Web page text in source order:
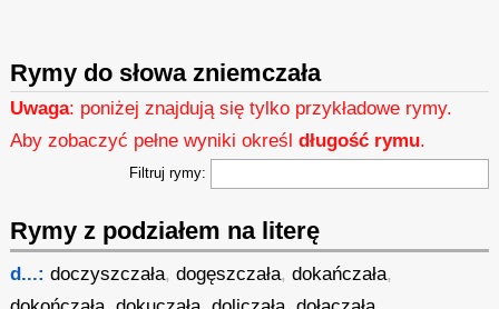
Rymy do słowa zniemczała
Uwaga: poniżej znajdują się tylko przykładowe rymy.
Aby zobaczyć pełne wyniki określdługość rymu.
Filtruj rymy:
Rymy z podziałem na literę
d...: doczyszczała,dogęszczała,dokańczała,